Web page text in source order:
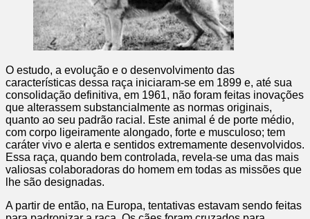
O estudo, a evolução e o desenvolvimento das
características dessa raça iniciaram-se em 1899 e, até sua
consolidação definitiva, em 1961, não foram feitas inovações
que alterassem substancialmente as normas originais,
quanto ao seu padrão racial. Este animal é de porte médio,
com corpo ligeiramente alongado, forte e musculoso; tem
caráter vivo e alerta e sentidos extremamente desenvolvidos.
Essa raça, quando bem controlada, revela-se uma das mais
valiosas colaboradoras do homem em todas as missões que
lhe são designadas.
A partir de então, na Europa, tentativas estavam sendo feitas